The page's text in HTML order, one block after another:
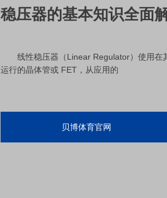
稳压器的基本知识全面
线性稳压器（Linear Regulator）使用在
运行的晶体管或 FET，从应用的
贝博体育官网